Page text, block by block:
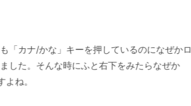
「カナ/かな」キーを押しているのになぜかロ
した。そんな時にふと右下をみたらなぜか
ね。